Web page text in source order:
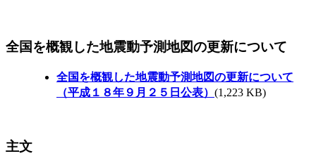
全国を概観した地震動予測地図の更新について
全国を概観した地震動予測地図の更新について
（平成１８年９月２５日公表） (1,223 KB)
主文